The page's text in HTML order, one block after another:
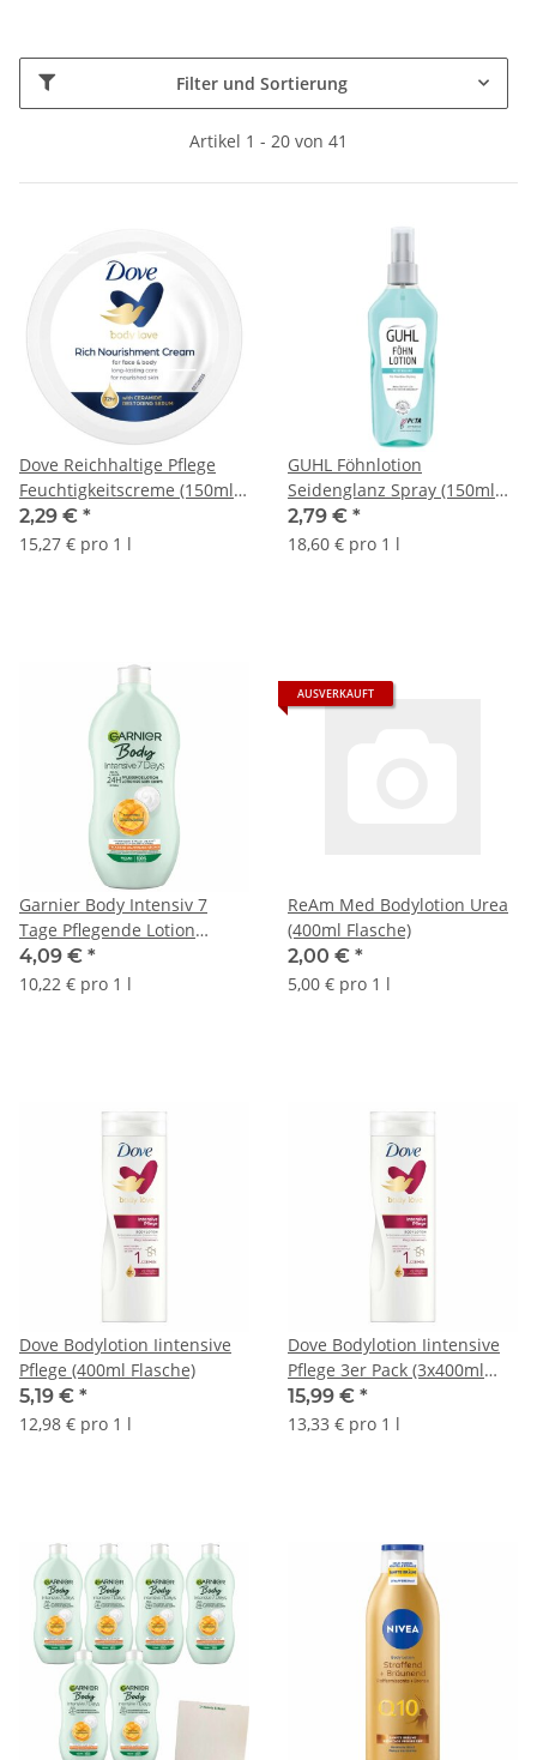
Filter und Sortierung
Artikel 1 - 20 von 41
Dove Reichhaltige Pflege
Feuchtigkeitscreme (150ml
Dose)
2,29 € *
15,27 € pro 1 l
GUHL Föhnlotion
Seidenglanz Spray (150ml
Flasche)
2,79 € *
18,60 € pro 1 l
Garnier Body Intensiv 7
Tage Pflegende Lotion
Normale bis trockene Haut
(400ml Flasche)
4,09 € *
10,22 € pro 1 l
AUSVERKAUFT
ReAm Med Bodylotion Urea
(400ml Flasche)
2,00 € *
5,00 € pro 1 l
Dove Bodylotion Iintensive
Pflege (400ml Flasche)
5,19 € *
12,98 € pro 1 l
Dove Bodylotion Iintensive
Pflege 3er Pack (3x400ml
Flasche)
15,99 € *
13,33 € pro 1 l